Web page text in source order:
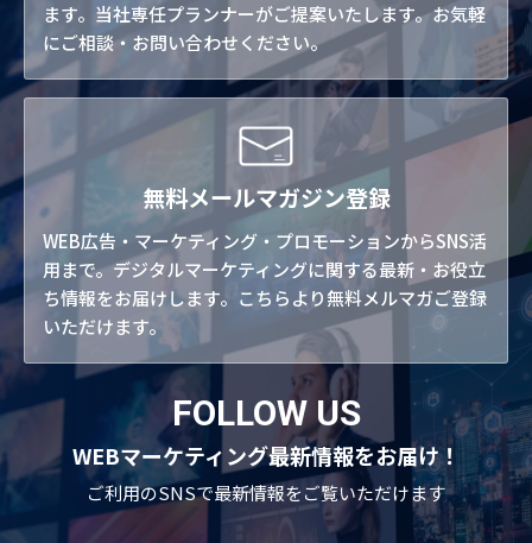
ます。当社専任プランナーがご提案いたします。お気軽
にご相談・お問い合わせください。
無料メールマガジン登録
WEB広告・マーケティング・プロモーションからSNS活
用まで。デジタルマーケティングに関する最新・お役立
ち情報をお届けします。こちらより無料メルマガご登録
いただけます。
FOLLOW US
WEBマーケティング最新情報をお届け！
ご利用のSNSで最新情報をご覧いただけます